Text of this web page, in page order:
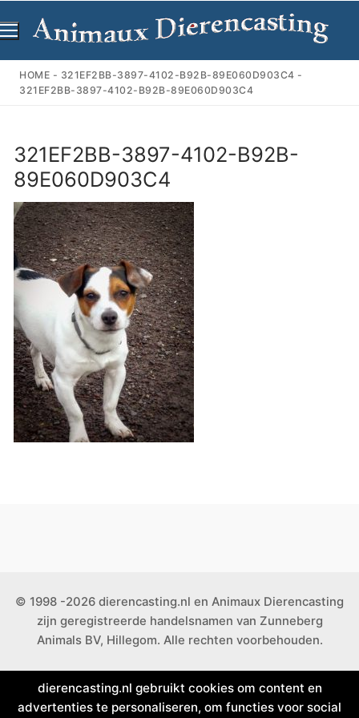
naar
inhoud
HOME - 321EF2BB-3897-4102-B92B-89E060D903C4 -
321EF2BB-3897-4102-B92B-89E060D903C4
321EF2BB-3897-4102-B92B-
89E060D903C4
© 1998 -2026 dierencasting.nl en Animaux Dierencasting
zijn geregistreerde handelsnamen van Zunneberg
Animals BV, Hillegom. Alle rechten voorbehouden.
dierencasting.nl gebruikt cookies om content en
advertenties te personaliseren, om functies voor social